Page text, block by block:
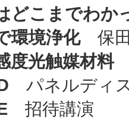
どこまでわか
環境浄化保
度光触媒材料
パネルディ
招待講演